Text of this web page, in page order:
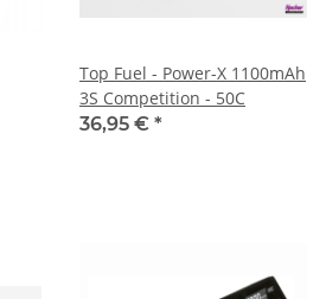
Top Fuel - Power-X 1100mAh
3S Competition - 50C
36,95 € *